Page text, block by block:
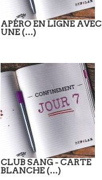
APÉRO EN LIGNE AVEC
UNE (…)
CLUB SANG - CARTE
BLANCHE (…)